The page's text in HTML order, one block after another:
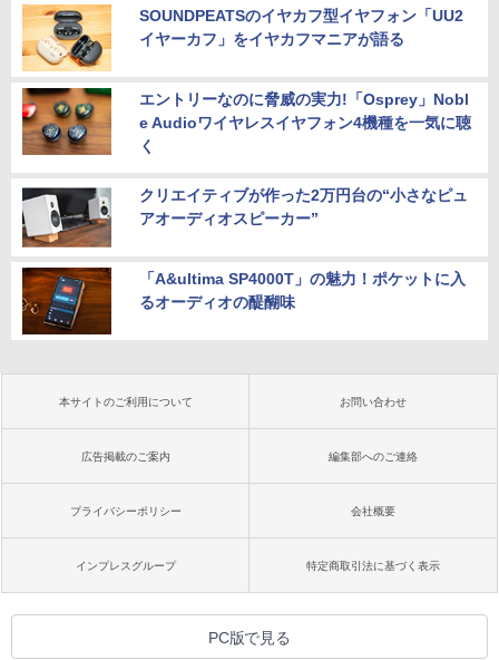
SOUNDPEATSのイヤカフ型イヤフォン「UU2
イヤーカフ」をイヤカフマニアが語る
エントリーなのに脅威の実力!「Osprey」Nobl
e Audioワイヤレスイヤフォン4機種を一気に聴
く
クリエイティブが作った2万円台の“小さなピュ
アオーディオスピーカー”
「A&ultima SP4000T」の魅力！ポケットに入
るオーディオの醍醐味
本サイトのご利用について お問い合わせ
広告掲載のご案内 編集部へのご連絡
プライバシーポリシー 会社概要
インプレスグループ 特定商取引法に基づく表示
PC版で見る